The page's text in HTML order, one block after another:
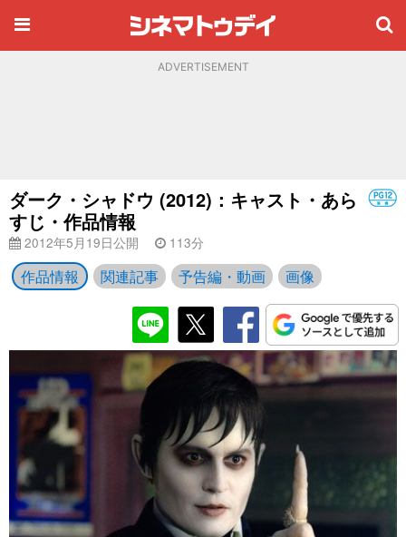
ADVERTISEMENT
ダーク・シャドウ (2012)：キャスト・あら
すじ・作品情報
2012年5月19日公開 113分
作品情報 関連記事 予告編・動画 画像